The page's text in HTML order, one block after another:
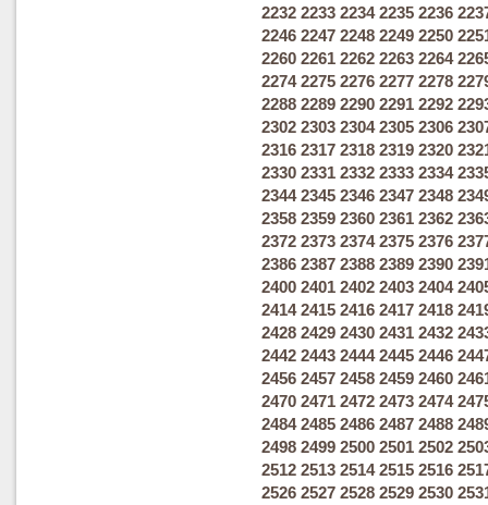
2232 2233 2234 2235 2236
2246 2247 2248 2249 2250
2260 2261 2262 2263 2264
2274 2275 2276 2277 2278
2288 2289 2290 2291 2292
2302 2303 2304 2305 2306
2316 2317 2318 2319 2320
2330 2331 2332 2333 2334
2344 2345 2346 2347 2348
2358 2359 2360 2361 2362
2372 2373 2374 2375 2376
2386 2387 2388 2389 2390
2400 2401 2402 2403 2404
2414 2415 2416 2417 2418
2428 2429 2430 2431 2432
2442 2443 2444 2445 2446
2456 2457 2458 2459 2460
2470 2471 2472 2473 2474
2484 2485 2486 2487 2488
2498 2499 2500 2501 2502
2512 2513 2514 2515 2516
2526 2527 2528 2529 2530